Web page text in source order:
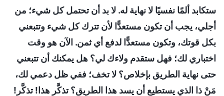
ستكابد ألمًا نفسيًا لا نهاية له. لا بد أن تحتمل كل شيء؛ من
أجلي، يجب أن تكون مستعدًّا لأن تترك كل شيء وتتبعني
بكل قوتك، وتكون مستعدًّا لدفع أي ثمن. الآن هو وقت
اختباري لك؛ فهل ستقدم ولاءك لي؟ هل يمكنك أن تتبعني
حتى نهاية الطريق بإخلاص؟ لا تخف؛ ففي ظل دعمي لك،
مَنْ ذا الذي يستطيع أن يسد هذا الطريق؟ تذكَّر هذا! تذكَّر!